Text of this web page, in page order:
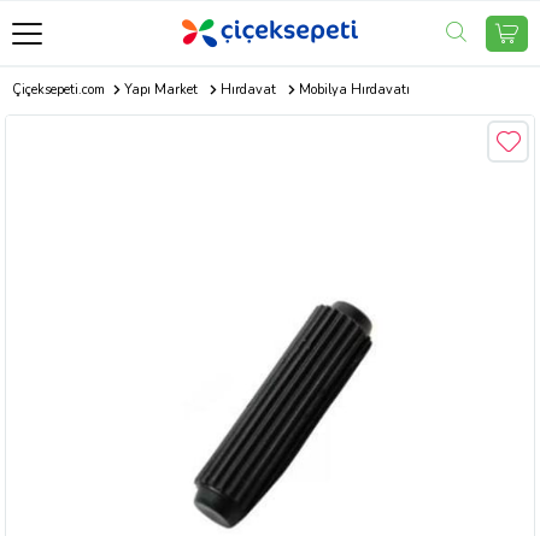
Çiçeksepeti.com Yapı Market Hırdavat Mobilya Hırdavatı